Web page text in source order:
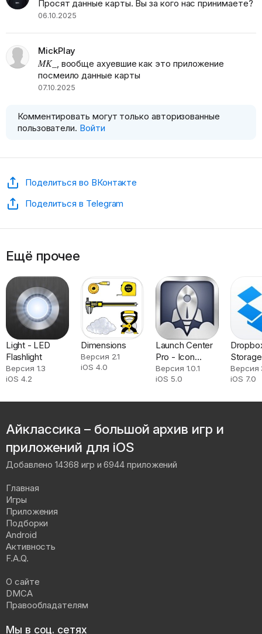
Просят данные карты. Вы за кого нас принимаете?
06.10.2025
MickPlay
MK_ , вообще ахуевшие как это приложение
посмеило данные карты
07.10.2025
Комментировать могут только авторизованные
пользователи. Войти
Поделиться во ВКонтакте
Поделиться в Telegram
Ещё прочее
Light - LED
Flashlight
Версия 1.3
iOS 4.2
Dimensions
Версия 2.1
iOS 4.0
Launch Center
Pro - Icon
Maker
Версия 1.0.1
iOS 5.0
Версия
iOS 7.0
Айклассика – большой архив игр и
приложений для iOS
Добавлено 14368 игр и 6944 приложений
Главная
Игры
Приложения
Подборки
Android
Активность
F.A.Q.
О сайте
DMCA
Правообладателям
Мы в соц. сетях